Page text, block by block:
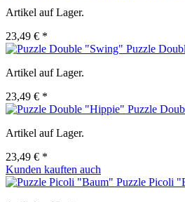
Artikel auf Lager.
23,49 € *
Puzzle
Artikel auf Lager.
23,49 € *
Puzzle
Artikel auf Lager.
23,49 € *
Kunden kauften auch
Puzzle Picoli